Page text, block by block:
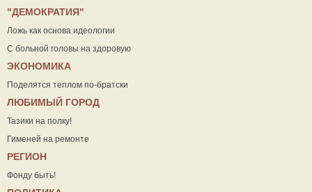
"ДЕМОКРАТИЯ"
Ложь как основа идеологии
С больной головы на здоровую
ЭКОНОМИКА
Поделятся теплом по-братски
ЛЮБИМЫЙ ГОРОД
Тазики на полку!
Гименей на ремонте
РЕГИОН
Фонду быть!